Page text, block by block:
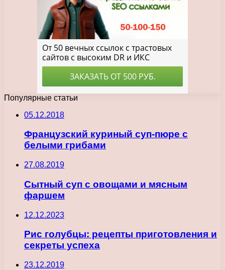
Популярные статьи
05.12.2018
Французский куриный суп-пюре с
белыми грибами
27.08.2019
Сытный суп с овощами и мясным
фаршем
12.12.2023
Рис голубцы: рецепты приготовления и
секреты успеха
23.12.2019